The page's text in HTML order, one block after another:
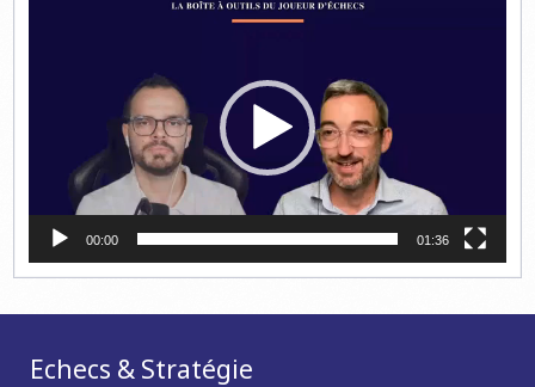
00:00 01:36
Echecs & Stratégie